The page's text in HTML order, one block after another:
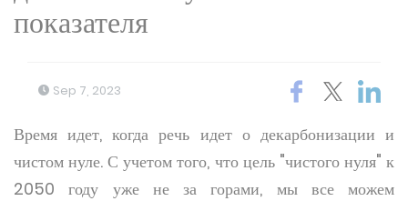
показателя
Sep 7, 2023
Время идет, когда речь идет о декарбонизации и
чистом нуле. С учетом того, что цель "чистого нуля" к
2050 году уже не за горами, мы все можем